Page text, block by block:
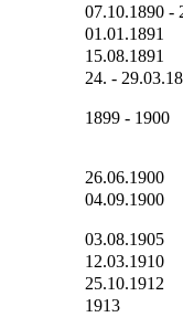
07.10.1890 -
01.01.1891
15.08.1891
24. -
1899 - 1900
26.06.1900
04.09.1900
03.08.1905
12.03.1910
25.10.1912
1913